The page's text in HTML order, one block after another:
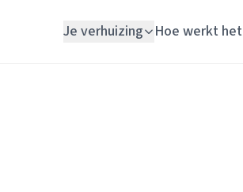
Je verhuizing Hoe werkt het